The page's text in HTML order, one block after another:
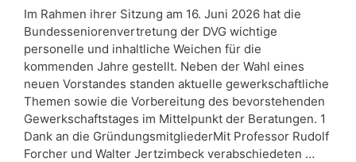
Im Rahmen ihrer Sitzung am 16. Juni 2026 hat die
Bundesseniorenvertretung der DVG wichtige
personelle und inhaltliche Weichen für die
kommenden Jahre gestellt. Neben der Wahl eines
neuen Vorstandes standen aktuelle gewerkschaftliche
Themen sowie die Vorbereitung des bevorstehenden
Gewerkschaftstages im Mittelpunkt der Beratungen. 1
Dank an die GründungsmitgliederMit Professor Rudolf
Forcher und Walter Jertzimbeck verabschiedeten …